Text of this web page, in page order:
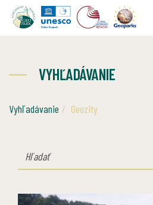
VYHĽADÁVANIE
Vyhľadávanie Geozity
HĽADAŤ